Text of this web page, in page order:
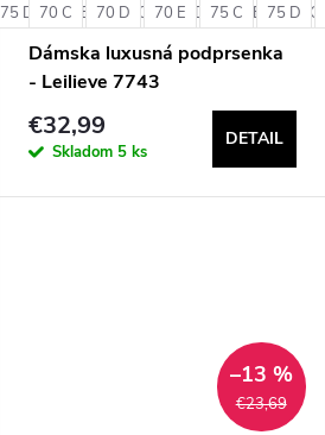
75 D 80 B 80 C 80 D 85 B 85 C
70 C 70 D 70 E 75 C 75 D
Dámska luxusná podprsenka
- Leilieve 7743
€32,99
Skladom 5 ks
DETAIL
€23,69
–13 %